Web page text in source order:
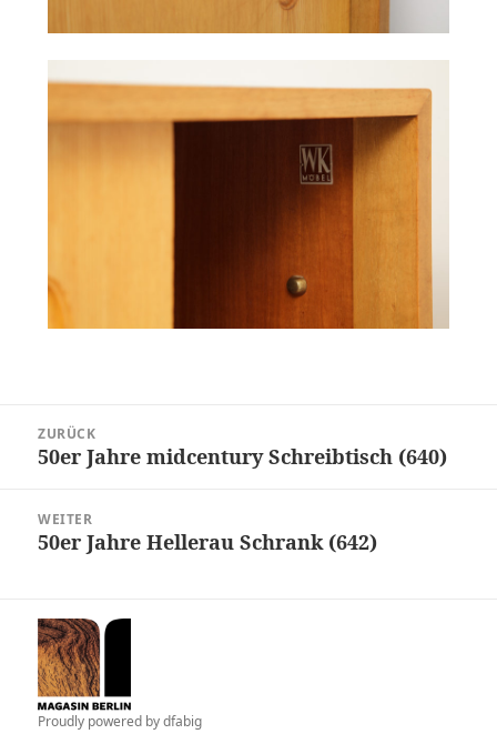
ZURÜCK
Vorheriger
50er Jahre midcentury Schreibtisch (640)
WEITER
Nächster
50er Jahre Hellerau Schrank (642)
Proudly powered bydfabig